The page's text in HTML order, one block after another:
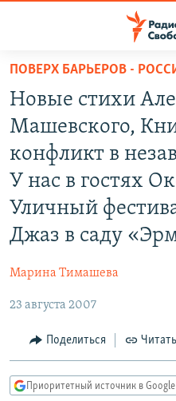
упрощенного
доступа
Вернуться
основному
содержанию
Вернутся
главной
Вернутся
АВТОРСКИЕ ПРОЕКТЫ
ЦИТАТЫ СВОБОДЫ
МНЕНИЯ
КУЛЬТУРА
СЕВЕР.РЕАЛИИ
СИБИРЬ.РЕАЛИИ
РАСПИСАНИЕ ВЕЩАНИЯ
ПОВЕРХ БАРЬЕРОВ -
Новые стихи
Машевского,
конфликт в
У нас в гостях
Уличный
Джаз в саду
Марина Тимашева
23 августа 2007
Поделиться
Приоритетный источник в Google